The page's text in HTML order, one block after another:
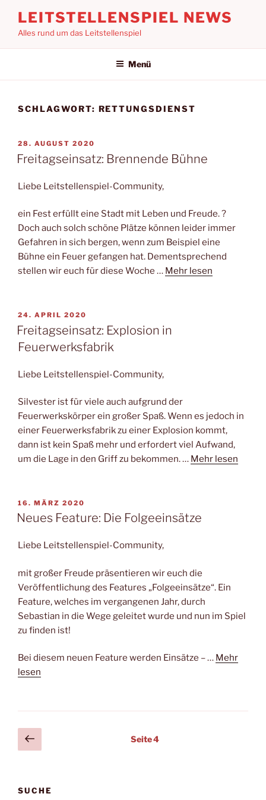
Inhalt
springen
LEITSTELLENSPIEL NEWS
Alles rund um das Leitstellenspiel
Menü
SCHLAGWORT: RETTUNGSDIENST
VERÖFFENTLICHT
AM
28. AUGUST 2020
Freitagseinsatz: Brennende Bühne
Liebe Leitstellenspiel-Community,
ein Fest erfüllt eine Stadt mit Leben und Freude. ?
Doch auch solch schöne Plätze können leider immer
Gefahren in sich bergen, wenn zum Beispiel eine
Bühne ein Feuer gefangen hat. Dementsprechend
stellen wir euch für diese Woche … Mehr lesen
VERÖFFENTLICHT
AM
24. APRIL 2020
Freitagseinsatz: Explosion in
Feuerwerksfabrik
Liebe Leitstellenspiel-Community,
Silvester ist für viele auch aufgrund der
Feuerwerkskörper ein großer Spaß. Wenn es jedoch in
einer Feuerwerksfabrik zu einer Explosion kommt,
dann ist kein Spaß mehr und erfordert viel Aufwand,
um die Lage in den Griff zu bekommen. … Mehr lesen
VERÖFFENTLICHT
AM
16. MÄRZ 2020
Neues Feature: Die Folgeeinsätze
Liebe Leitstellenspiel-Community,
mit großer Freude präsentieren wir euch die
Veröffentlichung des Features „Folgeeinsätze“. Ein
Feature, welches im vergangenen Jahr, durch
Sebastian in die Wege geleitet wurde und nun im Spiel
zu finden ist!
Bei diesem neuen Feature werden Einsätze – … Mehr
lesen
Seitennummerierung
der
Vorherige
Seite
Seite4
SUCHE